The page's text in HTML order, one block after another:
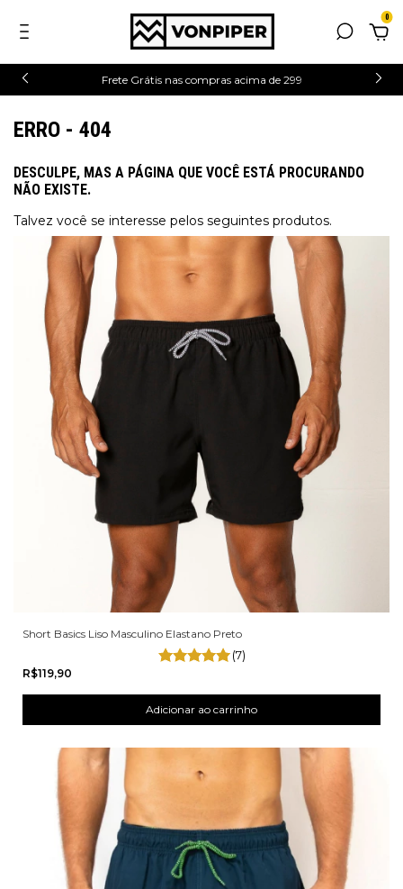
0
Frete Grátis nas compras acima de 299
ERRO - 404
DESCULPE, MAS A PÁGINA QUE VOCÊ ESTÁ PROCURANDO
NÃO EXISTE.
Talvez você se interesse pelos seguintes produtos.
Short Basics Liso Masculino Elastano Preto
(7)
R$119,90